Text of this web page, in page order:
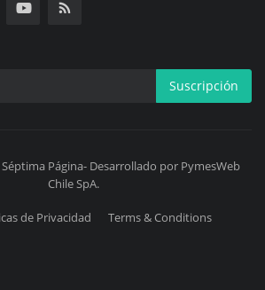
Suscripción
Página- Desarrollado por PymesWeb
Chile SpA.
de Privacidad Terms & Conditions